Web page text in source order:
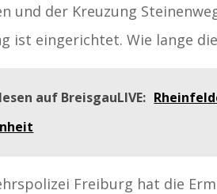
und der Kreuzung
ist eingerichtet. Wie lange
auf BreisgauLIVE:
Freiburg hat die